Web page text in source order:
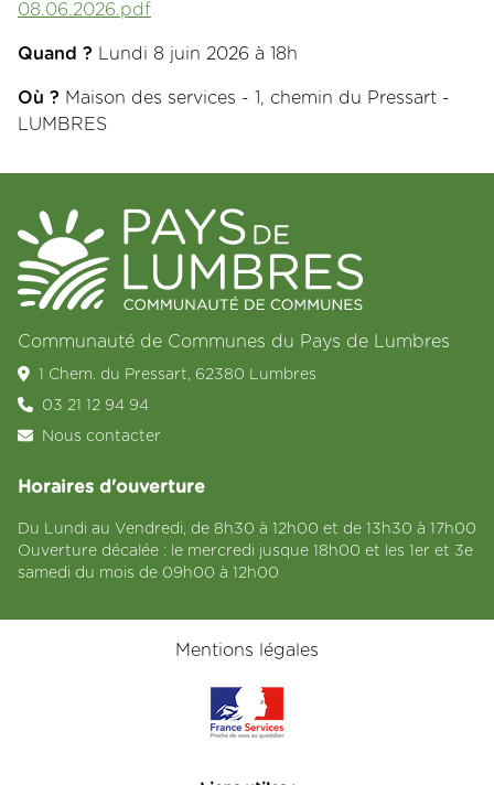
08.06.2026.pdf
Quand ? Lundi 8 juin 2026 à 18h
Où ? Maison des services - 1, chemin du Pressart -
LUMBRES
Communauté de Communes du Pays de Lumbres
1 Chem. du Pressart, 62380 Lumbres
03 21 12 94 94
Nous contacter
Horaires d'ouverture
Du Lundi au Vendredi, de 8h30 à 12h00 et de 13h30 à 17h00
Ouverture décalée : le mercredi jusque 18h00 et les 1er et 3e
samedi du mois de 09h00 à 12h00
Mentions légales